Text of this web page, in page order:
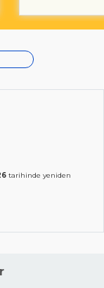
tarihinde yeniden